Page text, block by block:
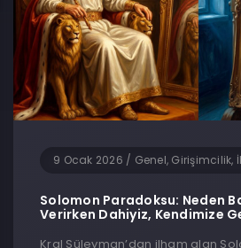
9 Ocak 2026 / Genel, Girişimcilik,
Solomon Paradoksu: Neden
Verirken Dahiyiz, Kendimize
Kral Süleyman’dan ilham alan